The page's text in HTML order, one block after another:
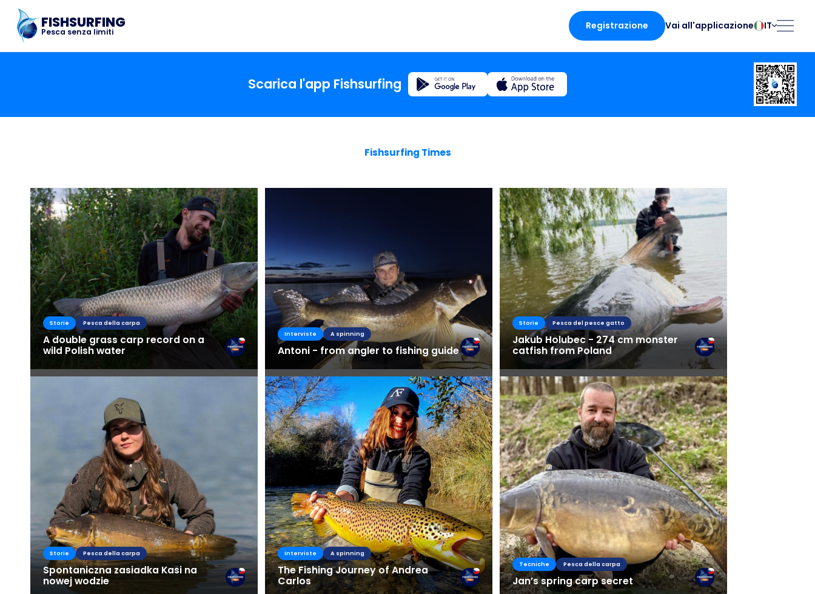
FISHSURFING
Pesca senza limiti
Registrazione Vai all'applicazione IT
Deutsch
Magyar
Nederlands
Norsk
Polski
Português
Românesc
La casa
Blog
Informazioni
sull'applicazione
Fishsurfing
Business
Scarica l'app Fishsurfing
Fishsurfing Times
Storie Pesca della carpa
A double grass carp record on a
wild Polish water
Interviste A spinning
Antoni - from angler to fishing guide
Storie Pesca del pesce gatto
Jakub Holubec - 274 cm monster
catfish from Poland
Storie Pesca della carpa
Spontaniczna zasiadka Kasi na
nowej wodzie
Interviste A spinning
The Fishing Journey of Andrea
Carlos
Tecniche Pesca della carpa
Jan’s spring carp secret